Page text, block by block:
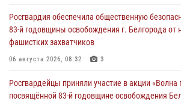
Росгвардия обеспечила общественную
83-й годовщины освобождения г. Белгорода от
фашистких захватчиков
06 августа 2026, 08:32 3
Росгвардейцы приняли участие в акции «Волна
посвящённой 83‑й годовщине освобождения